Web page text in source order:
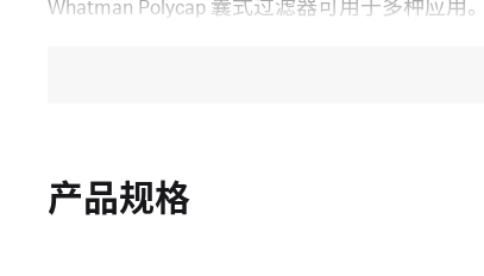
Whatman Polycap 囊式过滤器可用于多种应用。
产品规格